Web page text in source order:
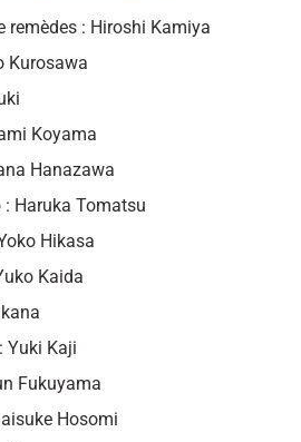
remèdes : Hiroshi Kamiya
Kurosawa
Koyama
Hanazawa
Haruka Tomatsu
Hikasa
Kaida
Yuki Kaji
Fukuyama
Hosomi